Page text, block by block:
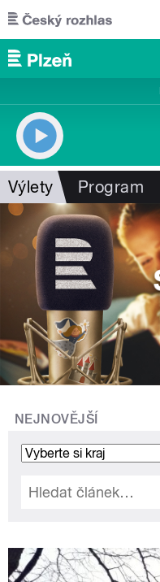
Přejít k hlavnímu obsahu
Výlety Program
NEJNOVĚJŠÍ